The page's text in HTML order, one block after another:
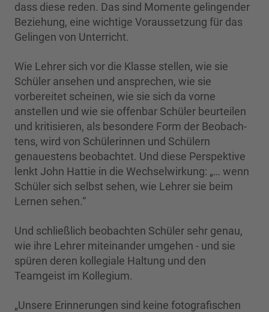
dass diese reden. Das sind Momente gelingender
Beziehung, eine wichtige Voraussetzung für das
Gelingen von Unterricht.
Wie Lehrer sich vor die Klasse stellen, wie sie
Schüler ansehen und ansprechen, wie sie
vorbereitet scheinen, wie sie sich da vorne
anstellen und wie sie offenbar Schüler beurteilen
und kritisieren, als be­sondere Form der Beobach­
tens, wird von Schülerinnen und Schülern
genauestens beobachtet. Und diese Perspek­tive
lenkt John Hattie in die Wechselwirkung: „… wenn
Schüler sich selbst sehen, wie Lehrer sie beim
Lernen sehen.“
Und schließlich beobachten Schüler sehr genau,
wie ihre Lehrer miteinander umgehen - und sie
spüren deren kollegiale Haltung und den
Teamgeist im Kollegium.
„Unsere Erinnerungen sind keine fotografischen